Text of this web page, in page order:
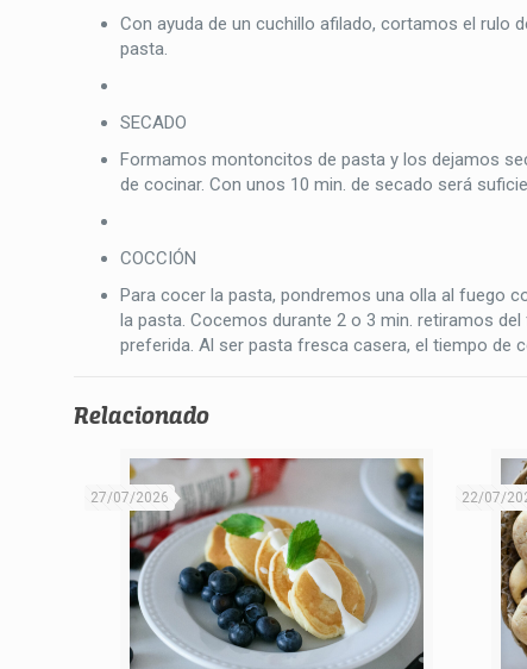
Con ayuda de un cuchillo afilado, cortamos el rulo
pasta.
SECADO
Formamos montoncitos de pasta y los dejamos
de cocinar. Con unos 10 min. de secado será
COCCIÓN
Para cocer la pasta, pondremos una olla al fuego
la pasta. Cocemos durante 2 o 3 min. retiramos
preferida. Al ser pasta fresca casera, el tiempo de
Relacionado
27/07/2026 22/07/